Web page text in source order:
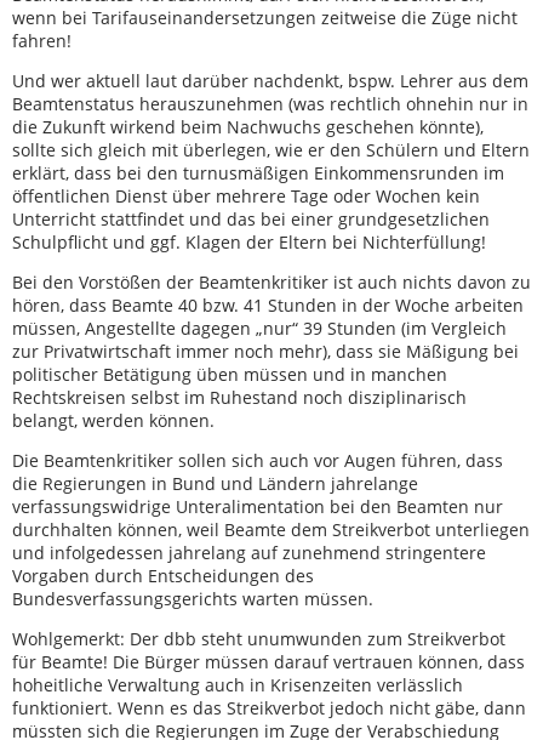
wenn bei Tarifauseinandersetzungen zeitweise die Züge nicht
fahren!
Und wer aktuell laut darüber nachdenkt, bspw. Lehrer aus dem
Beamtenstatus herauszunehmen (was rechtlich ohnehin nur in
die Zukunft wirkend beim Nachwuchs geschehen könnte),
sollte sich gleich mit überlegen, wie er den Schülern und Eltern
erklärt, dass bei den turnusmäßigen Einkommensrunden im
öffentlichen Dienst über mehrere Tage oder Wochen kein
Unterricht stattfindet und das bei einer grundgesetzlichen
Schulpflicht und ggf. Klagen der Eltern bei Nichterfüllung!
Bei den Vorstößen der Beamtenkritiker ist auch nichts davon zu
hören, dass Beamte 40 bzw. 41 Stunden in der Woche arbeiten
müssen, Angestellte dagegen „nur“ 39 Stunden (im Vergleich
zur Privatwirtschaft immer noch mehr), dass sie Mäßigung bei
politischer Betätigung üben müssen und in manchen
Rechtskreisen selbst im Ruhestand noch disziplinarisch
belangt, werden können.
Die Beamtenkritiker sollen sich auch vor Augen führen, dass
die Regierungen in Bund und Ländern jahrelange
verfassungswidrige Unteralimentation bei den Beamten nur
durchhalten können, weil Beamte dem Streikverbot unterliegen
und infolgedessen jahrelang auf zunehmend stringentere
Vorgaben durch Entscheidungen des
Bundesverfassungsgerichts warten müssen.
Wohlgemerkt: Der dbb steht unumwunden zum Streikverbot
für Beamte! Die Bürger müssen darauf vertrauen können, dass
hoheitliche Verwaltung auch in Krisenzeiten verlässlich
funktioniert. Wenn es das Streikverbot jedoch nicht gäbe, dann
müssten sich die Regierungen im Zuge der Verabschiedung